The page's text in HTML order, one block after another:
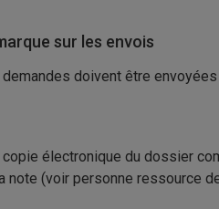
sur les envois
doivent être envoyées
copie électronique du dossier
note (voir personne ressource